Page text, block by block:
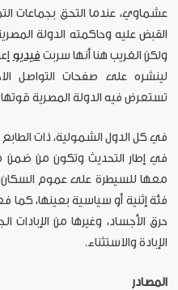
عشماوي، عندما التحق بجماعات
القبض عليه وحاكمته الدولة
ولكن الغريب هنا أنها سربت فيديو
لينشره على صفحات التواصل
تستعرض فيه الدولة المصرية
في كل الدول الشمولية، ذات
في إطار التحديث وتكون من ضمن
معها للسيطرة على عموم السكان،
فئة إثنية أو سياسية بعينها،
حرق الأجساد، وغيرها من
الإبادة والاستثناء.
المصادر